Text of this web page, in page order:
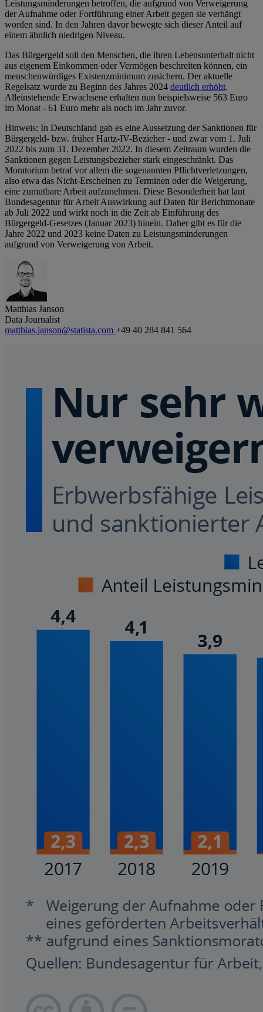
Leistungsminderungen betroffen, die aufgrund von Verweigerung
der Aufnahme oder Fortführung einer Arbeit gegen sie verhängt
worden sind. In den Jahren davor bewegte sich dieser Anteil auf
einem ähnlich niedrigen Niveau.
Das Bürgergeld soll den Menschen, die ihren Lebensunterhalt nicht
aus eigenem Einkommen oder Vermögen beschreiten können, ein
menschenwürdiges Existenzminimum zusichern. Der aktuelle
Regelsatz wurde zu Beginn des Jahres 2024 deutlich erhöht.
Alleinstehende Erwachsene erhalten nun beispielsweise 563 Euro
im Monat - 61 Euro mehr als noch im Jahr zuvor.
Hinweis: In Deutschland gab es eine Aussetzung der Sanktionen für
Bürgergeld- bzw. früher Hartz-IV-Bezieher - und zwar vom 1. Juli
2022 bis zum 31. Dezember 2022. In diesem Zeitraum wurden die
Sanktionen gegen Leistungsbezieher stark eingeschränkt. Das
Moratorium betraf vor allem die sogenannten Pflichtverletzungen,
also etwa das Nicht-Erscheinen zu Terminen oder die Weigerung,
eine zumutbare Arbeit aufzunehmen. Diese Besonderheit hat laut
Bundesagentur für Arbeit Auswirkung auf Daten für Berichtmonate
ab Juli 2022 und wirkt noch in die Zeit ab Einführung des
Bürgergeld-Gesetzes (Januar 2023) hinein. Daher gibt es für die
Jahre 2022 und 2023 keine Daten zu Leistungsminderungen
aufgrund von Verweigerung von Arbeit.
Matthias Janson
Data Journalist
matthias.janson@statista.com +49 40 284 841 564